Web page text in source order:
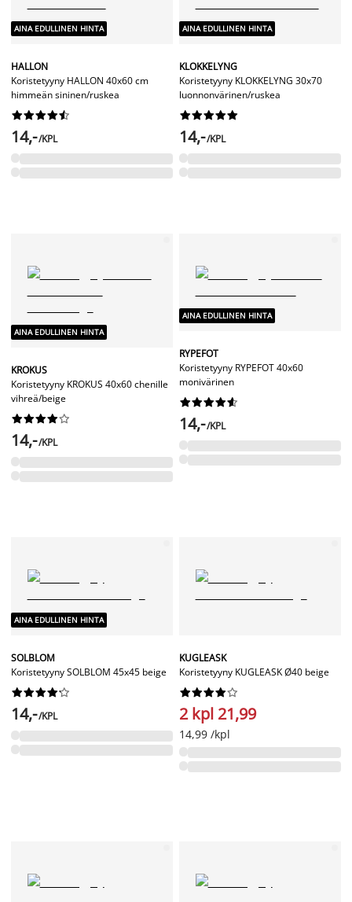
AINA EDULLINEN HINTA
HALLON
Koristetyyny HALLON 40x60 cm
himmeän sininen/ruskea






14,-/KPL
AINA EDULLINEN HINTA
KLOKKELYNG
Koristetyyny KLOKKELYNG 30x70
luonnonvärinen/ruskea






14,-/KPL
AINA EDULLINEN HINTA
KROKUS
Koristetyyny KROKUS 40x60 chenille
vihreä/beige






14,-/KPL
AINA EDULLINEN HINTA
RYPEFOT
Koristetyyny RYPEFOT 40x60
monivärinen






14,-/KPL
AINA EDULLINEN HINTA
SOLBLOM
Koristetyyny SOLBLOM 45x45 beige






14,-/KPL
KUGLEASK
Koristetyyny KUGLEASK Ø40 beige






2 kpl 21,99
14,99 /kpl